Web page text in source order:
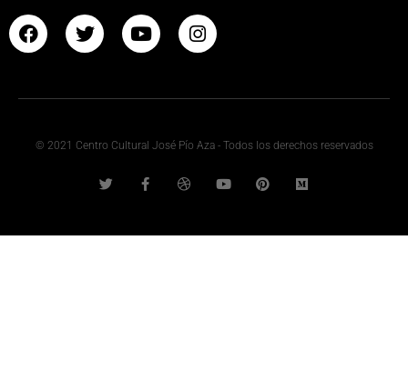
© 2021 Centro Cultural José Pío Aza - Todos los derechos reservados